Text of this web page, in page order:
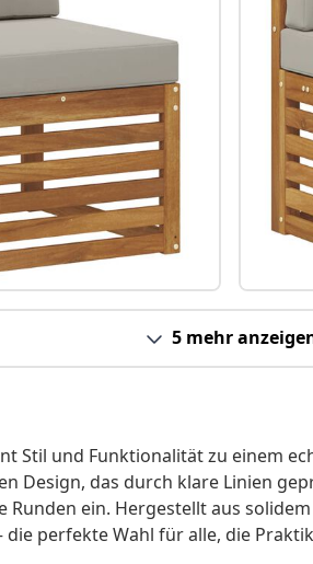
5 mehr
Stil und Funktionalität zu einem
Design, das durch klare Linien
Runden ein. Hergestellt aus
perfekte Wahl für alle, die